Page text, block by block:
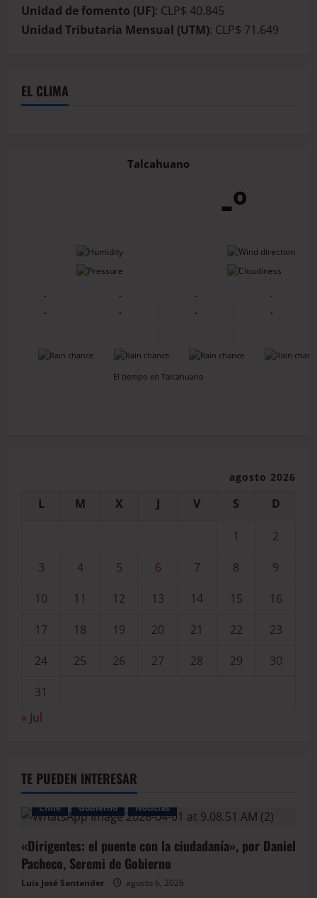
Unidad de fomento (UF): CLP$ 40.845
Unidad Tributaria Mensual (UTM): CLP$ 71.649
EL CLIMA
Talcahuano
-º
-
-
-
-
-
-
-
-
-
-
-
-
-
-
-
-
El tiempo en Talcahuano
agosto 2026
L M X J V S D
1
2
3
4 5 6 7 8
9
10
11 12 13 14 15
16
17
18 19 20 21 22
23
24
25 26 27 28 29
30
31
« Jul
TE PUEDEN INTERESAR
Chile Gobierno Noticias
«Dirigentes: el puente con la ciudadanía», por Daniel
Pacheco, Seremi de Gobierno
Luis José Santander
agosto 6, 2026